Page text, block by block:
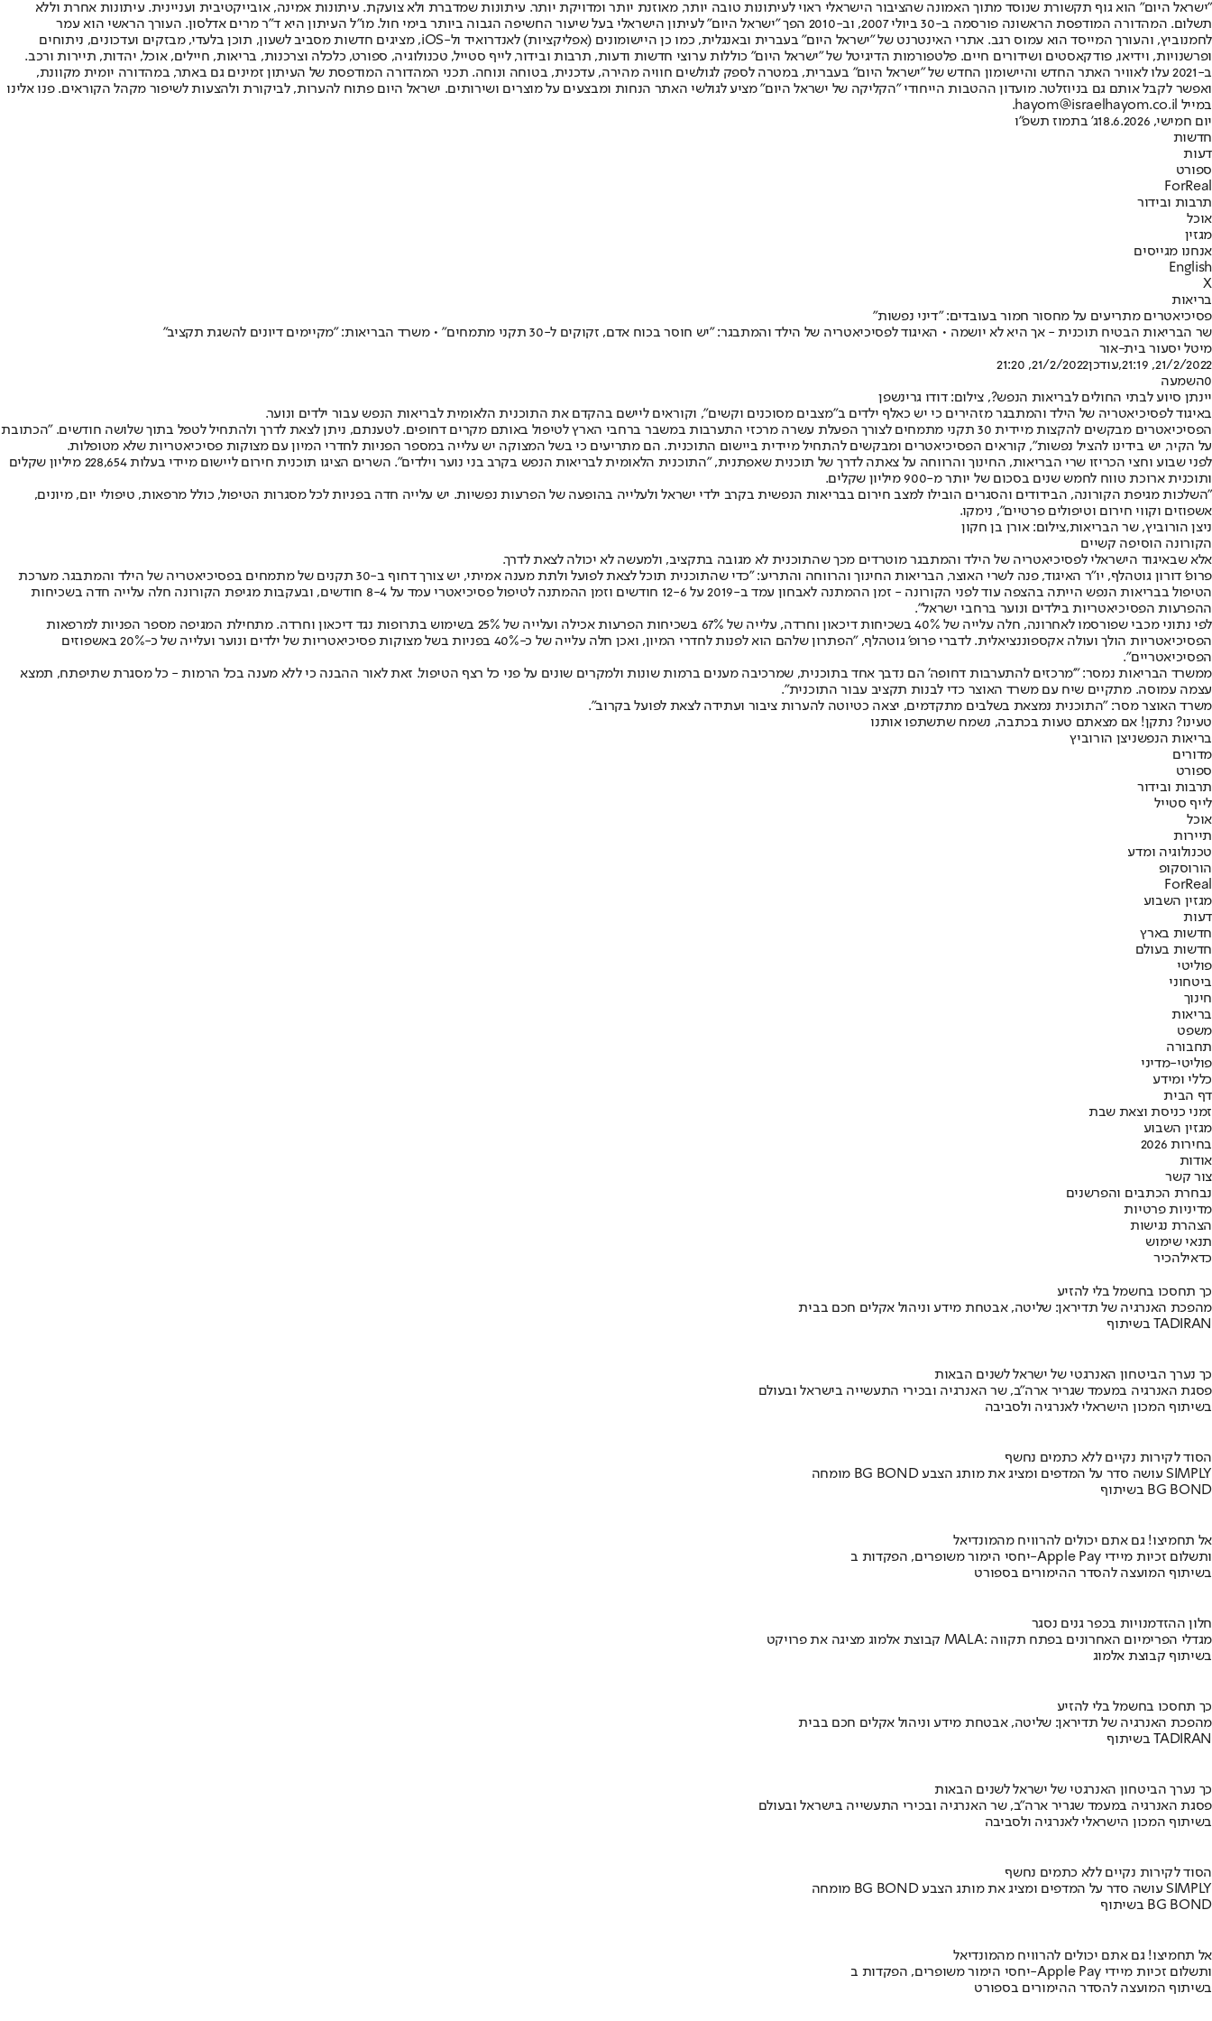
"ישראל היום" הוא גוף תקשורת שנוסד מתוך האמונה שהציבור הישראלי ראוי לעיתונות טובה יותר, מאוזנת יותר ומדויקת יותר. עיתונות שמדברת ולא צועקת. עיתונות אמינה, אובייקטיבית ועניינית. עיתונות אחרת וללא
תשלום. המהדורה המודפסת הראשונה פורסמה ב-30 ביולי 2007, וב-2010 הפך "ישראל היום" לעיתון הישראלי בעל שיעור החשיפה הגבוה ביותר בימי חול. מו"ל העיתון היא ד"ר מרים אדלסון. העורך הראשי הוא עמר
לחמנוביץ, והעורך המייסד הוא עמוס רגב. אתרי האינטרנט של "ישראל היום" בעברית ובאנגלית, כמו כן היישומונים (אפליקציות) לאנדרואיד ול-iOS, מציגים חדשות מסביב לשעון, תוכן בלעדי, מבזקים ועדכונים, ניתוחים
ופרשנויות, וידיאו, פודקאסטים ושידורים חיים. פלטפורמות הדיגיטל של "ישראל היום" כוללות ערוצי חדשות ודעות, תרבות ובידור, לייף סטייל, טכנולוגיה, ספורט, כלכלה וצרכנות, בריאות, חיילים, אוכל, יהדות, תיירות ורכב.
ב-2021 עלו לאוויר האתר החדש והיישומון החדש של "ישראל היום" בעברית, במטרה לספק לגולשים חוויה מהירה, עדכנית, בטוחה ונוחה. תכני המהדורה המודפסת של העיתון זמינים גם באתר, במהדורה יומית מקוונת,
ואפשר לקבל אותם גם בניוזלטר. מועדון ההטבות הייחודי "הקליקה של ישראל היום" מציע לגולשי האתר הנחות ומבצעים על מוצרים ושירותים. ישראל היום פתוח להערות, לביקורת ולהצעות לשיפור מקהל הקוראים. פנו אלינו
במייל hayom@israelhayom.co.il.
יום חמישי, 18.6.2026
ג' בתמוז תשפ"ו
חדשות
דעות
ספורט
ForReal
תרבות ובידור
אוכל
מגזין
אנחנו מגייסים
English
X
בריאות
פסיכיאטרים מתריעים על מחסור חמור בעובדים: "דיני נפשות"
שר הבריאות הבטיח תוכנית - אך היא לא יושמה • האיגוד לפסיכיאטריה של הילד והמתבגר: "יש חוסר בכוח אדם, זקוקים ל-30 תקני מתמחים" • משרד הבריאות: "מקיימים דיונים להשגת תקציב"
מיטל יסעור בית-אור
21/2/2022, 21:19
,עודכן21/2/2022, 21:20
0השמעה
יינתן סיוע לבתי החולים לבריאות הנפש?, צילום: דודו גרינשפן
באיגוד לפסיכיאטריה של הילד והמתבגר מזהירים כי יש כאלף ילדים ב"מצבים מסוכנים וקשים", וקוראים ליישם בהקדם את התוכנית הלאומית לבריאות הנפש עבור ילדים ונוער.
הפסיכיאטרים מבקשים להקצות מיידית 30 תקני מתמחים לצורך הפעלת עשרה מרכזי התערבות במשבר ברחבי הארץ לטיפול באותם מקרים דחופים. לטענתם, ניתן לצאת לדרך ולהתחיל לטפל בתוך שלושה חודשים. "הכתובת
על הקיר, יש בידינו להציל נפשות", קוראים הפסיכיאטרים ומבקשים להתחיל מיידית ביישום התוכנית. הם מתריעים כי בשל המצוקה יש עלייה במספר הפניות לחדרי המיון עם מצוקות פסיכיאטריות שלא מטופלות.
לפני שבוע וחצי הכריזו שרי הבריאות, החינוך והרווחה על צאתה לדרך של תוכנית שאפתנית, "התוכנית הלאומית לבריאות הנפש בקרב בני נוער וילדים". השרים הציגו תוכנית חירום ליישום מיידי בעלות 228,654 מיליון שקלים
ותוכנית ארוכת טווח לחמש שנים בסכום של יותר מ-900 מיליון שקלים.
"השלכות מגיפת הקורונה, הבידודים והסגרים הובילו למצב חירום בבריאות הנפשית בקרב ילדי ישראל ולעלייה בהופעה של הפרעות נפשיות. יש עלייה חדה בפניות לכל מסגרות הטיפול, כולל מרפאות, טיפולי יום, מיונים,
אשפוזים וקווי חירום וטיפולים פרטיים", נימקו.
ניצן הורוביץ, שר הבריאות,צילום: אורן בן חקון
הקורונה הוסיפה קשיים
אלא שבאיגוד הישראלי לפסיכיאטריה של הילד והמתבגר מוטרדים מכך שהתוכנית לא מגובה בתקציב, ולמעשה לא יכולה לצאת לדרך.
פרופ' דורון גוטהלף, יו"ר האיגוד, פנה לשרי האוצר, הבריאות החינוך והרווחה והתריע: "כדי שהתוכנית תוכל לצאת לפועל ולתת מענה אמיתי, יש צורך דחוף ב-30 תקנים של מתמחים בפסיכיאטריה של הילד והמתבגר. מערכת
הטיפול בבריאות הנפש הייתה בהצפה עוד לפני הקורונה - זמן ההמתנה לאבחון עמד ב-2019 על 12-6 חודשים וזמן ההמתנה לטיפול פסיכיאטרי עמד על 8-4 חודשים, ובעקבות מגיפת הקורונה חלה עלייה חדה בשכיחות
ההפרעות הפסיכיאטריות בילדים ונוער ברחבי ישראל".
לפי נתוני מכבי שפורסמו לאחרונה, חלה עלייה של 40% בשכיחות דיכאון וחרדה, עלייה של 67% בשכיחות הפרעות אכילה ועלייה של 25% בשימוש בתרופות נגד דיכאון וחרדה. מתחילת המגיפה מספר הפניות למרפאות
הפסיכיאטריות הולך ועולה אקספוננציאלית. לדברי פרופ' גוטהלף, "הפתרון שלהם הוא לפנות לחדרי המיון, ואכן חלה עלייה של כ-40% בפניות בשל מצוקות פסיכיאטריות של ילדים ונוער ועלייה של כ-20% באשפוזים
הפסיכיאטריים".
ממשרד הבריאות נמסר: "'מרכזים להתערבות דחופה' הם נדבך אחד בתוכנית, שמרכיבה מענים ברמות שונות ולמקרים שונים על פני כל רצף הטיפול. זאת לאור ההבנה כי ללא מענה בכל הרמות - כל מסגרת שתיפתח, תמצא
עצמה עמוסה. מתקיים שיח עם משרד האוצר כדי לבנות תקציב עבור התוכנית".
משרד האוצר מסר: "התוכנית נמצאת בשלבים מתקדמים, יצאה כטיוטה להערות ציבור ועתידה לצאת לפועל בקרוב".
טעינו? נתקן! אם מצאתם טעות בכתבה, נשמח שתשתפו אותנו
בריאות הנפשניצן הורוביץ
מדורים
ספורט
תרבות ובידור
לייף סטייל
אוכל
תיירות
טכנולוגיה ומדע
הורוסקופ
ForReal
מגזין השבוע
דעות
חדשות בארץ
חדשות בעולם
פוליטי
ביטחוני
חינוך
בריאות
משפט
תחבורה
פוליטי-מדיני
כללי ומידע
דף הבית
זמני כניסת וצאת שבת
מגזין השבוע
בחירות 2026
אודות
צור קשר
נבחרת הכתבים והפרשנים
מדיניות פרטיות
הצהרת נגישות
תנאי שימוש
כדאילהכיר
כך תחסכו בחשמל בלי להזיע
מהפכת האנרגיה של תדיראן: שליטה, אבטחת מידע וניהול אקלים חכם בבית
בשיתוף TADIRAN
כך נערך הביטחון האנרגטי של ישראל לשנים הבאות
פסגת האנרגיה במעמד שגריר ארה"ב, שר האנרגיה ובכירי התעשייה בישראל ובעולם
בשיתוף המכון הישראלי לאנרגיה ולסביבה
הסוד לקירות נקיים ללא כתמים נחשף
מומחה BG BOND עושה סדר על המדפים ומציג את מותג הצבע SIMPLY
בשיתוף BG BOND
אל תחמיצו! גם אתם יכולים להרוויח מהמונדיאל
יחסי הימור משופרים, הפקדות ב-Apple Pay ותשלום זכיות מיידי
בשיתוף המועצה להסדר ההימורים בספורט
חלון ההזדמנויות בכפר גנים נסגר
קבוצת אלמוג מציגה את פרויקט MALA: מגדלי הפרימיום האחרונים בפתח תקווה
בשיתוף קבוצת אלמוג
כך תחסכו בחשמל בלי להזיע
מהפכת האנרגיה של תדיראן: שליטה, אבטחת מידע וניהול אקלים חכם בבית
בשיתוף TADIRAN
כך נערך הביטחון האנרגטי של ישראל לשנים הבאות
פסגת האנרגיה במעמד שגריר ארה"ב, שר האנרגיה ובכירי התעשייה בישראל ובעולם
בשיתוף המכון הישראלי לאנרגיה ולסביבה
הסוד לקירות נקיים ללא כתמים נחשף
מומחה BG BOND עושה סדר על המדפים ומציג את מותג הצבע SIMPLY
בשיתוף BG BOND
אל תחמיצו! גם אתם יכולים להרוויח מהמונדיאל
יחסי הימור משופרים, הפקדות ב-Apple Pay ותשלום זכיות מיידי
בשיתוף המועצה להסדר ההימורים בספורט